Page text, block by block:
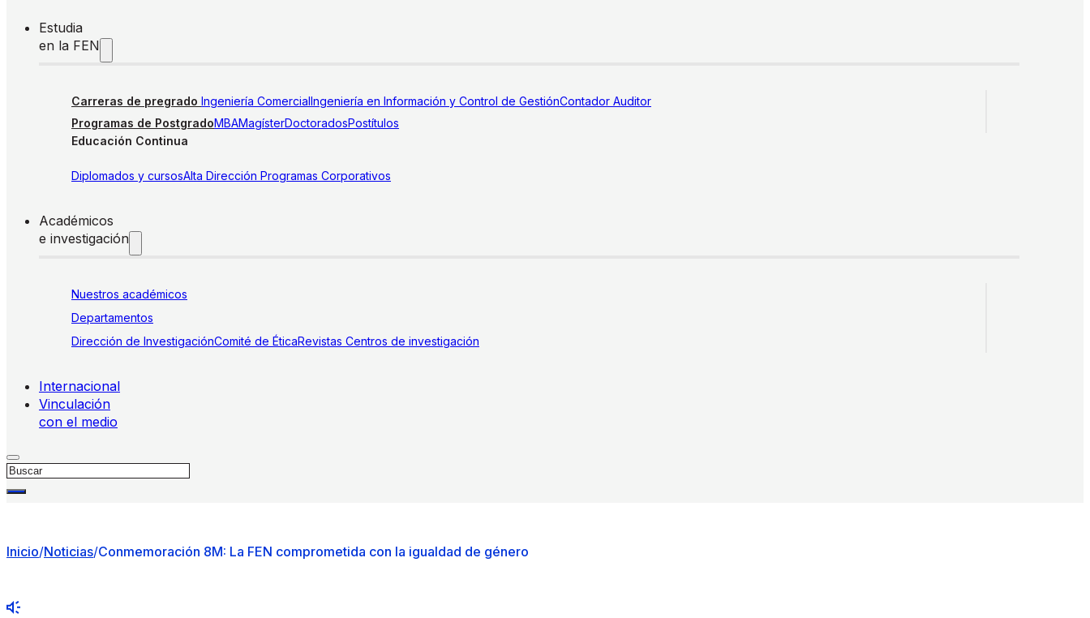
Estudia
en la FEN
Carreras de pregrado Ingeniería ComercialIngeniería en Información y Control de GestiónContador Auditor
Programas de PostgradoMBAMagísterDoctoradosPostítulos
Educación Continua
Diplomados y cursosAlta Dirección Programas Corporativos
Académicos
e investigación
Nuestros académicos
Departamentos
Dirección de InvestigaciónComité de ÉticaRevistas Centros de investigación
Internacional
Vinculación
con el medio
Buscar
Inicio/Noticias/Conmemoración 8M: La FEN comprometida con la igualdad de género